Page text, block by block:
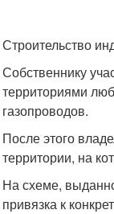
Строительство
Собственнику
территориями
газопроводов.
После этого
территории, на
На схеме,
привязка к